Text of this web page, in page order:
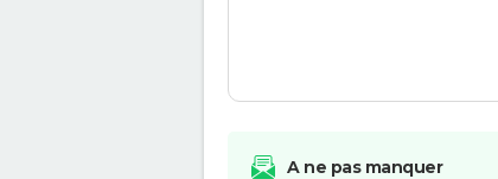
A ne pas manquer